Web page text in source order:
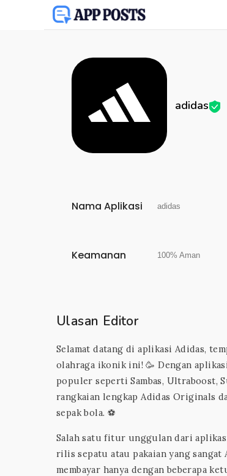
adidas
Nama Aplikasi adidas
Keamanan 100% Aman
Ulasan Editor
Selamat datang di aplikasi Adidas,
olahraga ikonik ini! 🥳 Dengan
populer seperti Sambas, Ultraboost,
rangkaian lengkap Adidas Originals
sepak bola. ⚽️
Salah satu fitur unggulan dari
rilis sepatu atau pakaian yang sangat
membayar hanya dengan beberapa